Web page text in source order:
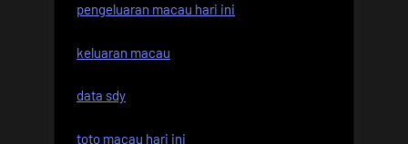
pengeluaran macau hari ini
keluaran macau
data sdy
toto macau hari ini